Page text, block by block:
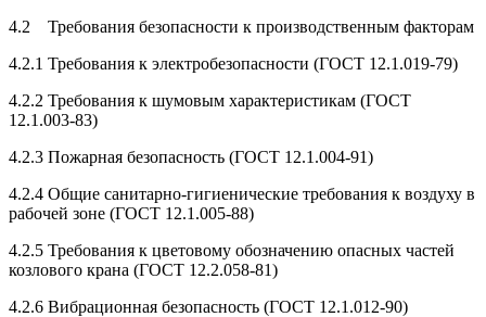
4.2 Требования безопасности к производственным факторам
4.2.1 Требования к электробезопасности (ГОСТ 12.1.019-79)
4.2.2 Требования к шумовым характеристикам (ГОСТ
12.1.003-83)
4.2.3 Пожарная безопасность (ГОСТ 12.1.004-91)
4.2.4 Общие санитарно-гигиенические требования к воздуху в
рабочей зоне (ГОСТ 12.1.005-88)
4.2.5 Требования к цветовому обозначению опасных частей
козлового крана (ГОСТ 12.2.058-81)
4.2.6 Вибрационная безопасность (ГОСТ 12.1.012-90)